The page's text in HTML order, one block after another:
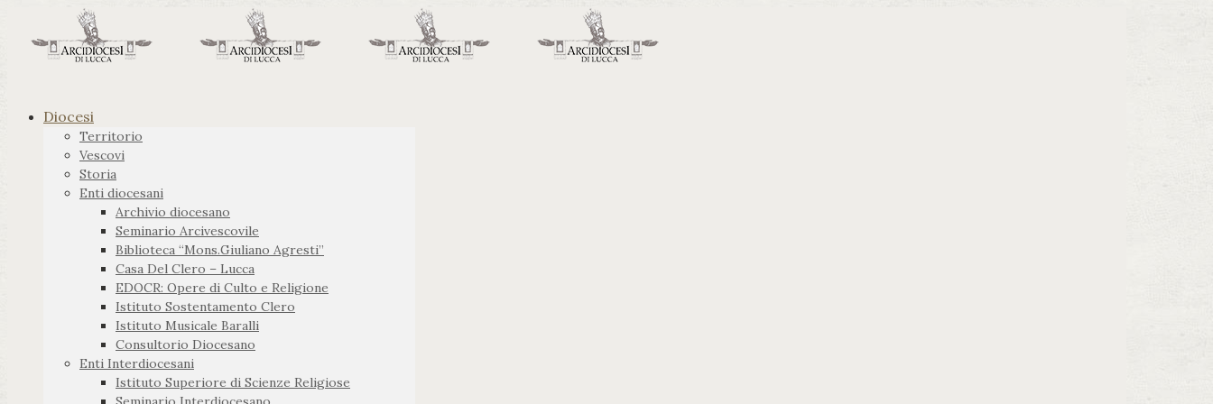
Diocesi
Territorio
Vescovi
Storia
Enti diocesani
Archivio diocesano
Seminario Arcivescovile
Biblioteca “Mons.Giuliano Agresti”
Casa Del Clero – Lucca
EDOCR: Opere di Culto e Religione
Istituto Sostentamento Clero
Istituto Musicale Baralli
Consultorio Diocesano
Enti Interdiocesani
Istituto Superiore di Scienze Religiose